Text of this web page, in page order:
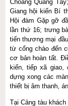
Choang Quảng
Giang hội kiến Bí
Hội đàm Gặp gỡ
lần thứ 16; trưng
tiến thương mại
từ cổng chào đến
cơ bản hoàn tất.
kiến, tiếp xã
dựng xong các
thiết bị âm thanh,
Tại Cảng tàu